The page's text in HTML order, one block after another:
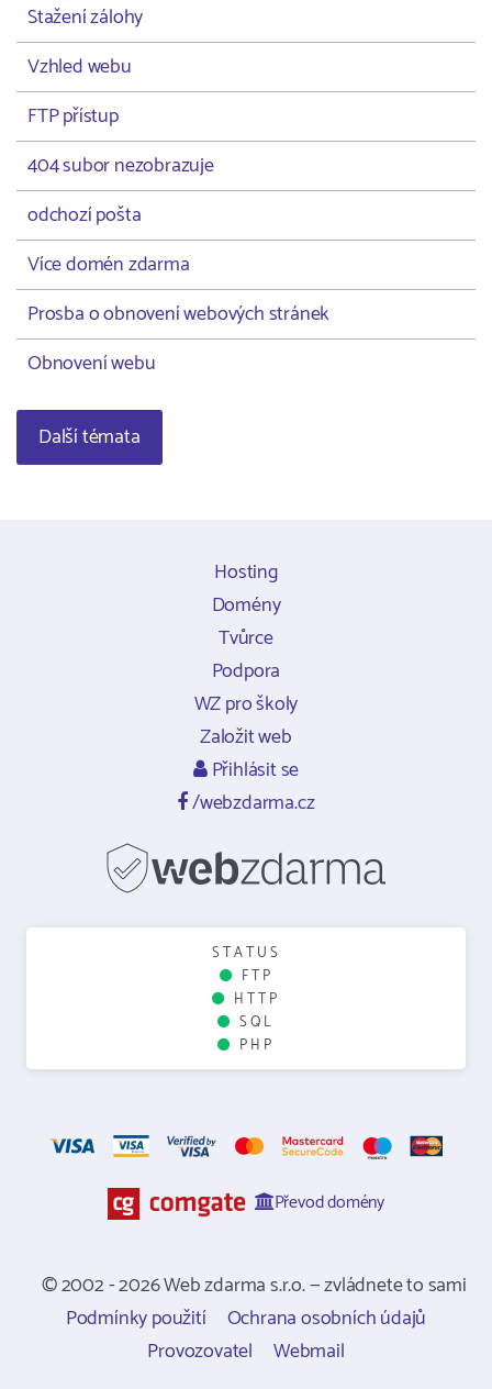
Stažení zálohy
Vzhled webu
FTP přístup
404 subor nezobrazuje
odchozí pošta
Více domén zdarma
Prosba o obnovení webových stránek
Obnovení webu
Další témata
Hosting
Domény
Tvůrce
Podpora
WZ pro školy
Založit web
Přihlásit se
/webzdarma.cz
STATUS
FTP
HTTP
SQL
PHP
Převod domény
© 2002 - 2026 Web zdarma s.r.o. — zvládnete to sami
Podmínky použití
Ochrana osobních údajů
Provozovatel
Webmail